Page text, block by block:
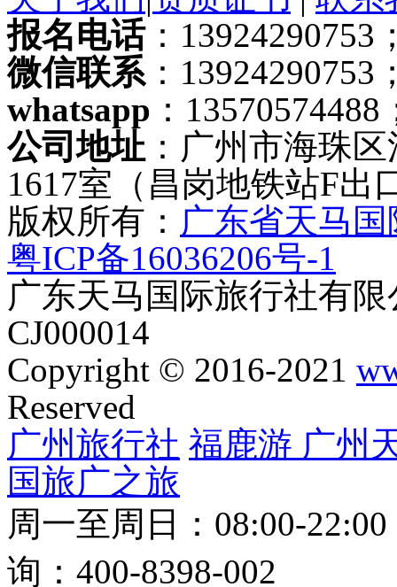
报名电话：13924290753
微信联系：13924290753
whatsapp ：13570574488
公司地址 ：广州市海珠
1617室（昌岗地铁站F出
版权所有： 广东省天马
粤ICP备16036206号-1
广东天马国际旅行社有
CJ000014
Copyright © 2016-2021
Reserved
广州旅行社 福鹿游 广州
国旅广之旅
周一至周日：08:00-
询：400-8398-002